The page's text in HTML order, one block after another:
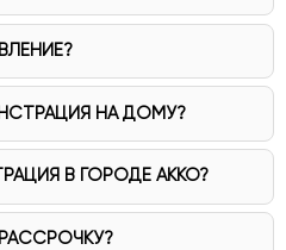
НА ДОМУ?
В ГОРОДЕ АККО?